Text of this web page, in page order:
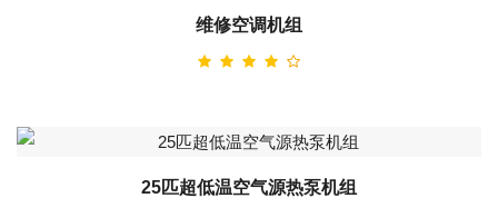
维修空调机组
25匹超低温空气源热泵机组